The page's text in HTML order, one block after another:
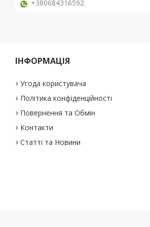
+380684316592
ІНФОРМАЦІЯ
Угода користувача
Політика конфіденційності
Повернення та Обмін
Контакти
Статті та Новини